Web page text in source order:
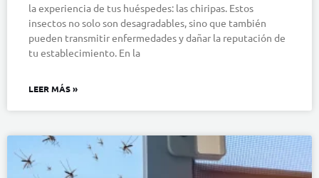
la experiencia de tus huéspedes: las chiripas. Estos
insectos no solo son desagradables, sino que también
pueden transmitir enfermedades y dañar la reputación de
tu establecimiento. En la
LEER MÁS »